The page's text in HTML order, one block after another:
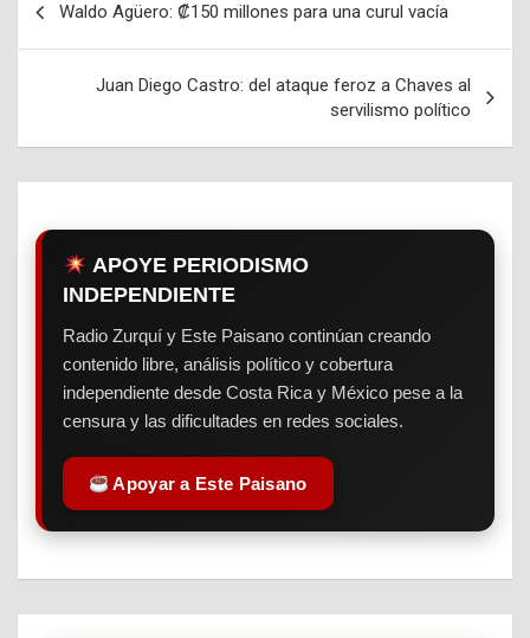
Waldo Agüero: ₡150 millones para una curul vacía
Juan Diego Castro: del ataque feroz a Chaves al
servilismo político
APOYE PERIODISMO
INDEPENDIENTE
Radio Zurquí y Este Paisano continúan creando
contenido libre, análisis político y cobertura
independiente desde Costa Rica y México pese a la
censura y las dificultades en redes sociales.
Apoyar a Este Paisano